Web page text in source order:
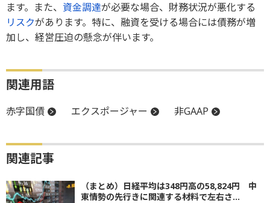
ます。また、 資金調達が必要な場合、財務状況が悪化する
リスクがあります。特に、融資を受ける場合には債務が増
加し、経営圧迫の懸念が伴います。
関連用語
赤字国債 エクスポージャー 非GAAP
関連記事
（まとめ）日経平均は348円高の58,824円 中
東情勢の先行きに関連する材料で左右さ...